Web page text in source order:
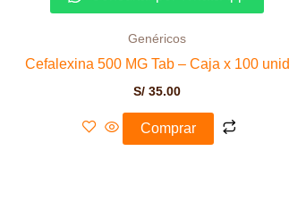
Genéricos
Cefalexina 500 MG Tab – Caja x 100 unid
S/ 35.00
Comprar